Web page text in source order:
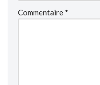
Commentaire *